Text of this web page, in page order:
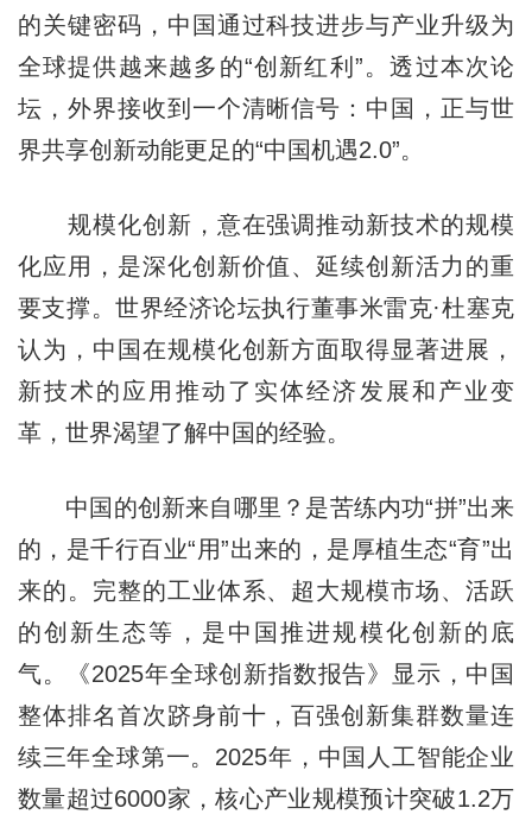
的关键密码，中国通过科技进步与产业升级为
全球提供越来越多的“创新红利”。透过本次论
坛，外界接收到一个清晰信号：中国，正与世
界共享创新动能更足的“中国机遇2.0”。
规模化创新，意在强调推动新技术的规模
化应用，是深化创新价值、延续创新活力的重
要支撑。世界经济论坛执行董事米雷克·杜塞克
认为，中国在规模化创新方面取得显著进展，
新技术的应用推动了实体经济发展和产业变
革，世界渴望了解中国的经验。
中国的创新来自哪里？是苦练内功“拼”出来
的，是千行百业“用”出来的，是厚植生态“育”出
来的。完整的工业体系、超大规模市场、活跃
的创新生态等，是中国推进规模化创新的底
气。《2025年全球创新指数报告》显示，中国
整体排名首次跻身前十，百强创新集群数量连
续三年全球第一。2025年，中国人工智能企业
数量超过6000家，核心产业规模预计突破1.2万